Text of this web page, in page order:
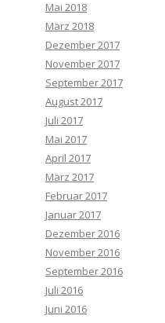
Mai 2018
März 2018
Dezember 2017
November 2017
September 2017
August 2017
Juli 2017
Mai 2017
April 2017
März 2017
Februar 2017
Januar 2017
Dezember 2016
November 2016
September 2016
Juli 2016
Juni 2016